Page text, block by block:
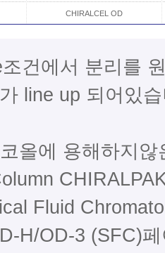
CHIRALCEL OD
건에서 분리를
line up 되어있
올에 용해하지
Fluid
H/OD-3 (SFC)